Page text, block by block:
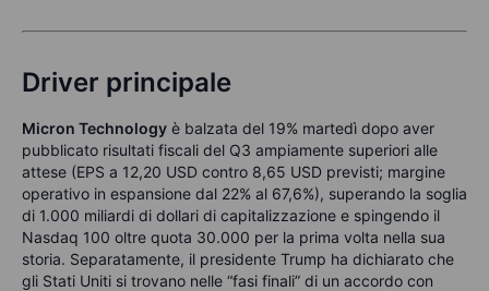
Driver principale
Micron Technology è balzata del 19% martedì dopo aver
pubblicato risultati fiscali del Q3 ampiamente superiori alle
attese (EPS a 12,20 USD contro 8,65 USD previsti; margine
operativo in espansione dal 22% al 67,6%), superando la soglia
di 1.000 miliardi di dollari di capitalizzazione e spingendo il
Nasdaq 100 oltre quota 30.000 per la prima volta nella sua
storia. Separatamente, il presidente Trump ha dichiarato che
gli Stati Uniti si trovano nelle “fasi finali” di un accordo con